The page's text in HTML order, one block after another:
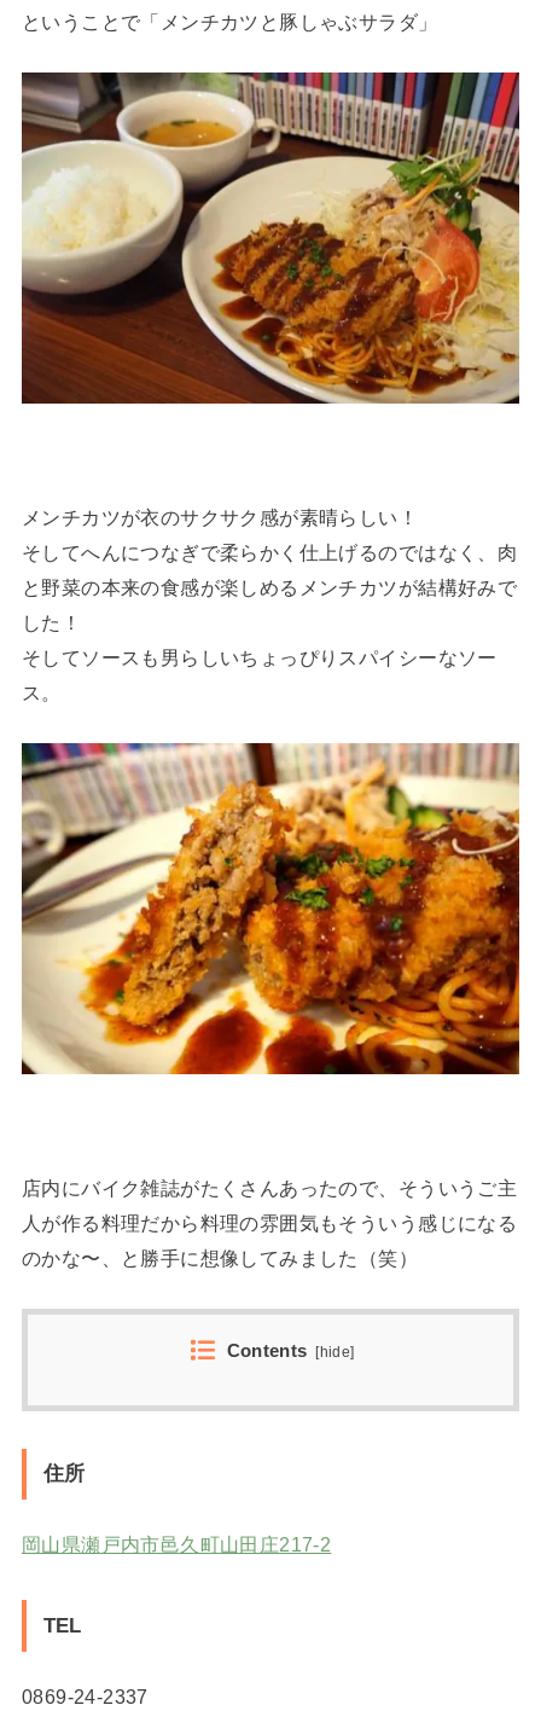
ということで「メンチカツと豚しゃぶサラダ」
メンチカツが衣のサクサク感が素晴らしい！
そしてへんにつなぎで柔らかく仕上げるのではなく、肉
と野菜の本来の食感が楽しめるメンチカツが結構好みで
した！
そしてソースも男らしいちょっぴりスパイシーなソー
ス。
店内にバイク雑誌がたくさんあったので、そういうご主
人が作る料理だから料理の雰囲気もそういう感じになる
のかな〜、と勝手に想像してみました（笑）
Contents [hide]
住所
岡山県瀬戸内市邑久町山田庄217-2
TEL
0869-24-2337